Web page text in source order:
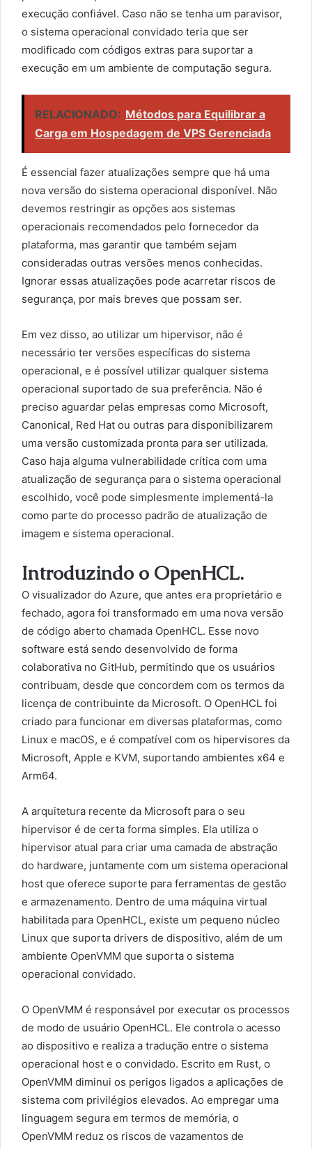
execução confiável. Caso não se tenha um paravisor,
o sistema operacional convidado teria que ser
modificado com códigos extras para suportar a
execução em um ambiente de computação segura.
RELACIONADO: Métodos para Equilibrar a
Carga em Hospedagem de VPS Gerenciada
É essencial fazer atualizações sempre que há uma
nova versão do sistema operacional disponível. Não
devemos restringir as opções aos sistemas
operacionais recomendados pelo fornecedor da
plataforma, mas garantir que também sejam
consideradas outras versões menos conhecidas.
Ignorar essas atualizações pode acarretar riscos de
segurança, por mais breves que possam ser.
Em vez disso, ao utilizar um hipervisor, não é
necessário ter versões específicas do sistema
operacional, e é possível utilizar qualquer sistema
operacional suportado de sua preferência. Não é
preciso aguardar pelas empresas como Microsoft,
Canonical, Red Hat ou outras para disponibilizarem
uma versão customizada pronta para ser utilizada.
Caso haja alguma vulnerabilidade crítica com uma
atualização de segurança para o sistema operacional
escolhido, você pode simplesmente implementá-la
como parte do processo padrão de atualização de
imagem e sistema operacional.
Introduzindo o OpenHCL.
O visualizador do Azure, que antes era proprietário e
fechado, agora foi transformado em uma nova versão
de código aberto chamada OpenHCL. Esse novo
software está sendo desenvolvido de forma
colaborativa no GitHub, permitindo que os usuários
contribuam, desde que concordem com os termos da
licença de contribuinte da Microsoft. O OpenHCL foi
criado para funcionar em diversas plataformas, como
Linux e macOS, e é compatível com os hipervisores da
Microsoft, Apple e KVM, suportando ambientes x64 e
Arm64.
A arquitetura recente da Microsoft para o seu
hipervisor é de certa forma simples. Ela utiliza o
hipervisor atual para criar uma camada de abstração
do hardware, juntamente com um sistema operacional
host que oferece suporte para ferramentas de gestão
e armazenamento. Dentro de uma máquina virtual
habilitada para OpenHCL, existe um pequeno núcleo
Linux que suporta drivers de dispositivo, além de um
ambiente OpenVMM que suporta o sistema
operacional convidado.
O OpenVMM é responsável por executar os processos
de modo de usuário OpenHCL. Ele controla o acesso
ao dispositivo e realiza a tradução entre o sistema
operacional host e o convidado. Escrito em Rust, o
OpenVMM diminui os perigos ligados a aplicações de
sistema com privilégios elevados. Ao empregar uma
linguagem segura em termos de memória, o
OpenVMM reduz os riscos de vazamentos de